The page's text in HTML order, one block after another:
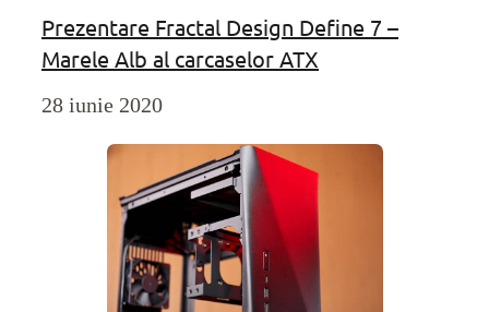
Prezentare Fractal Design Define 7 –
Marele Alb al carcaselor ATX
28 iunie 2020